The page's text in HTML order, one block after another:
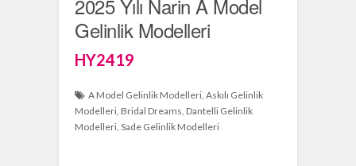
2025 Yılı Narin A Model
Gelinlik Modelleri
HY2419
A Model Gelinlik Modelleri Askılı Gelinlik
Modelleri Bridal Dreams Dantelli Gelinlik
Modelleri Sade Gelinlik Modelleri